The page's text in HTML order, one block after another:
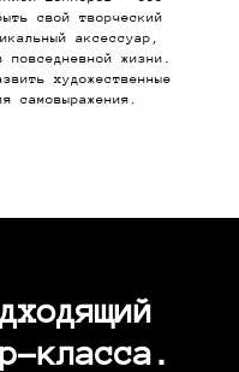
свой творческий
аксессуар,
повседневной жизни.
художественные
самовыражения.
класса.